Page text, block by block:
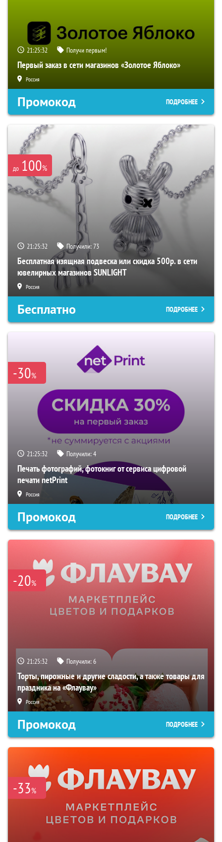
21:25:30 Получи первым!
Первый заказ в сети магазинов «Золотое Яблоко»
Россия
Промокод ПОДРОБНЕЕ
до 100%
21:25:30 Получили:73
Бесплатная изящная подвеска или скидка 500р. в сети
ювелирных магазинов SUNLIGHT
Россия
Бесплатно ПОДРОБНЕЕ
-30%
21:25:30 Получили:4
Печать фотографий, фотокниг от сервиса цифровой
печати netPrint
Россия
Промокод ПОДРОБНЕЕ
-20%
21:25:30 Получили:6
Торты, пирожные и другие сладости, а также товары для
праздника на «Флаувау»
Россия
Промокод ПОДРОБНЕЕ
-33%